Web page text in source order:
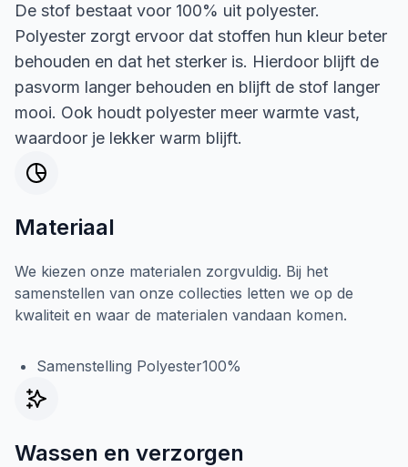
De stof bestaat voor 100% uit polyester.
Polyester zorgt ervoor dat stoffen hun kleur beter
behouden en dat het sterker is. Hierdoor blijft de
pasvorm langer behouden en blijft de stof langer
mooi. Ook houdt polyester meer warmte vast,
waardoor je lekker warm blijft.
Materiaal
We kiezen onze materialen zorgvuldig. Bij het
samenstellen van onze collecties letten we op de
kwaliteit en waar de materialen vandaan komen.
Samenstelling Polyester100%
Wassen en verzorgen